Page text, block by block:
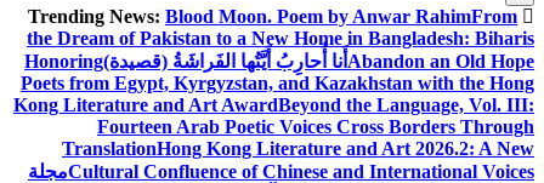
Blood Moon. Poem by Anwar RahimFrom
the Dream of Pakistan to a New Home in Bangladesh: Biharis
Abandon an Old Hope أَنا أُحارِبُ أَيَّتُها الفَراشَةُ (قصيدة)Honoring
Poets from Egypt, Kyrgyzstan, and Kazakhstan with the Hong
Kong Literature and Art AwardBeyond the Language, Vol. III:
Fourteen Arab Poetic Voices Cross Borders Through
TranslationHong Kong Literature and Art 2026.2: A New
Cultural Confluence of Chinese and International Voicesمجلة